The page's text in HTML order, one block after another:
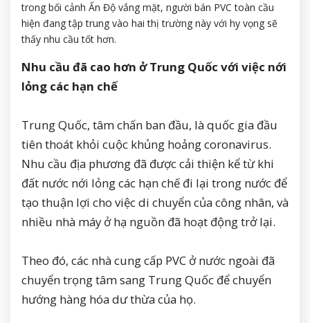
trong bối cảnh Ấn Độ vắng mặt, người bán PVC toàn cầu
hiện đang tập trung vào hai thị trường này với hy vọng sẽ
thấy nhu cầu tốt hơn.
Nhu cầu đã cao hơn ở Trung Quốc với việc nới
lỏng các hạn chế
Trung Quốc, tâm chấn ban đầu, là quốc gia đầu
tiên thoát khỏi cuộc khủng hoảng coronavirus.
Nhu cầu địa phương đã được cải thiện kể từ khi
đất nước nới lỏng các hạn chế đi lại trong nước để
tạo thuận lợi cho việc di chuyển của công nhân, và
nhiều nhà máy ở hạ nguồn đã hoạt động trở lại.
Theo đó, các nhà cung cấp PVC ở nước ngoài đã
chuyển trọng tâm sang Trung Quốc để chuyển
hướng hàng hóa dư thừa của họ.